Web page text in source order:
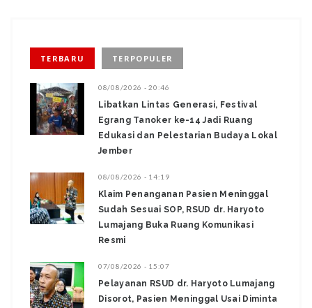
TERBARU TERPOPULER
08/08/2026 - 20:46
Libatkan Lintas Generasi, Festival
Egrang Tanoker ke-14 Jadi Ruang
Edukasi dan Pelestarian Budaya Lokal
Jember
08/08/2026 - 14:19
Klaim Penanganan Pasien Meninggal
Sudah Sesuai SOP, RSUD dr. Haryoto
Lumajang Buka Ruang Komunikasi
Resmi
07/08/2026 - 15:07
Pelayanan RSUD dr. Haryoto Lumajang
Disorot, Pasien Meninggal Usai Diminta